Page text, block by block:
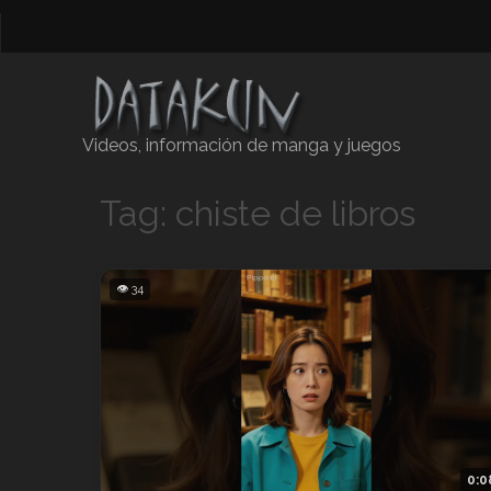
Videos, información de manga y juegos
Tag: chiste de libros
👁 34